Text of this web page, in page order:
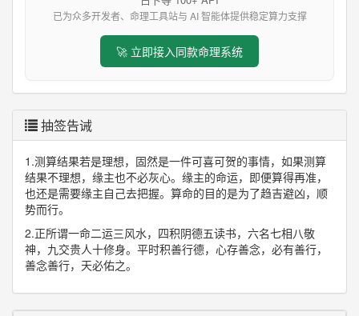
已为众多开发者、命理工具站与 AI 智能体提供稳定算力支撑
🚀 立即接入同款命理系统
抽签告诫
1.测算结果若是理想，固然是一件可喜可贺的事情，如果测算
结果不理想，缘主也不必灰心。缘主的命运，即便算得再准，
也还是需要缘主自己去把握。算命的目的是为了趋吉避凶，顺
势而行。
2.正所谓一命二运三风水，四积阴德五读书，六名七相八敬
神，九交贵人十修身。平时积善行德，心存善念，必有善行，
善念善行，天必佑之。